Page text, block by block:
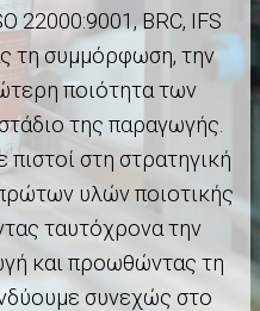
22000:9001, BRC, IFS
τη συμμόρφωση, την
ποιότητα των
της παραγωγής.
στη στρατηγική
υλών ποιοτικής
ταυτόχρονα την
και προωθώντας τη
συνεχώς στο